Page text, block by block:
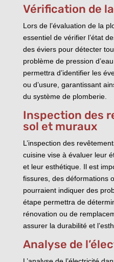
Vérification de
Lors de l’évaluation de la
essentiel de vérifier l’état
des éviers pour détecter
problème de pression
permettra d’identifier les
ou d’usure, garantissant
du système de plomberie.
Inspection des
sol et muraux
L’inspection des
cuisine vise à évaluer leur
et leur esthétique. Il est
fissures, des déformations
pourraient indiquer des
étape permettra de
rénovation ou de
assurer la durabilité et
Analyse de